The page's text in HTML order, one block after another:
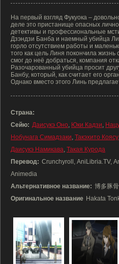
На первый взгляд Фукуока –
деле это пристанище опасных
детективы и профессиональные
Дзэндзи Банба и наемный убийца
горло отсутствием работы и
того как цель Линя покончила жизнь
смог до неё добраться, компания
Разочарованный убийца просит
Банбу, который, как считает его
Однако вместо этого Линь
Страна:
Сейю: Даисукэ Оно, Юки Кадзи,
Нобунага Симадзаки, Такэхито Коясу
Даисукэ Намикава, Такая Курода
Перевод: Crunchyroll, AniLibria.TV,
Animedia
Альтернативное название: 博多豚
Оригинальное название Hakata